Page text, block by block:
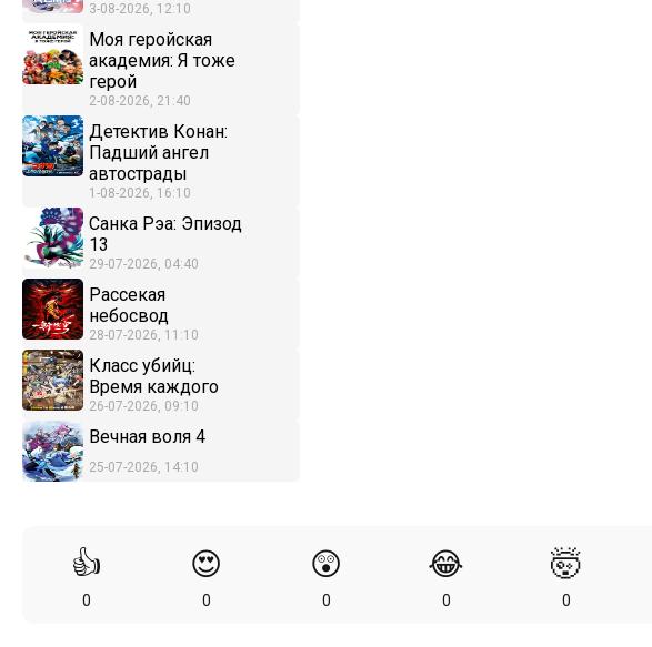
3-08-2026, 12:10
Моя геройская
академия: Я тоже
герой
2-08-2026, 21:40
Детектив Конан:
Падший ангел
автострады
1-08-2026, 16:10
Санка Рэа: Эпизод
13
29-07-2026, 04:40
Рассекая
небосвод
28-07-2026, 11:10
Класс убийц:
Время каждого
26-07-2026, 09:10
Вечная воля 4
25-07-2026, 14:10
👍
0
😍
0
😲
0
😂
0
🤯
0